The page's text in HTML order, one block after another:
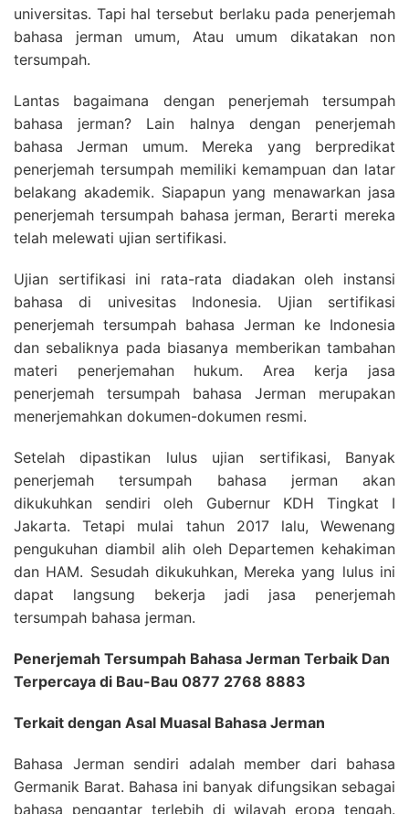
universitas. Tapi hal tersebut berlaku pada penerjemah
bahasa jerman umum, Atau umum dikatakan non
tersumpah.
Lantas bagaimana dengan penerjemah tersumpah
bahasa jerman? Lain halnya dengan penerjemah
bahasa Jerman umum. Mereka yang berpredikat
penerjemah tersumpah memiliki kemampuan dan latar
belakang akademik. Siapapun yang menawarkan jasa
penerjemah tersumpah bahasa jerman, Berarti mereka
telah melewati ujian sertifikasi.
Ujian sertifikasi ini rata-rata diadakan oleh instansi
bahasa di univesitas Indonesia. Ujian sertifikasi
penerjemah tersumpah bahasa Jerman ke Indonesia
dan sebaliknya pada biasanya memberikan tambahan
materi penerjemahan hukum. Area kerja jasa
penerjemah tersumpah bahasa Jerman merupakan
menerjemahkan dokumen-dokumen resmi.
Setelah dipastikan lulus ujian sertifikasi, Banyak
penerjemah tersumpah bahasa jerman akan
dikukuhkan sendiri oleh Gubernur KDH Tingkat I
Jakarta. Tetapi mulai tahun 2017 lalu, Wewenang
pengukuhan diambil alih oleh Departemen kehakiman
dan HAM. Sesudah dikukuhkan, Mereka yang lulus ini
dapat langsung bekerja jadi jasa penerjemah
tersumpah bahasa jerman.
Penerjemah Tersumpah Bahasa Jerman Terbaik Dan
Terpercaya di Bau-Bau 0877 2768 8883
Terkait dengan Asal Muasal Bahasa Jerman
Bahasa Jerman sendiri adalah member dari bahasa
Germanik Barat. Bahasa ini banyak difungsikan sebagai
bahasa pengantar terlebih di wilayah eropa tengah.